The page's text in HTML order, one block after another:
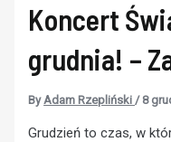
Koncert
grudnia! –
By Adam Rzepliński / 8
Grudzień to czas, w